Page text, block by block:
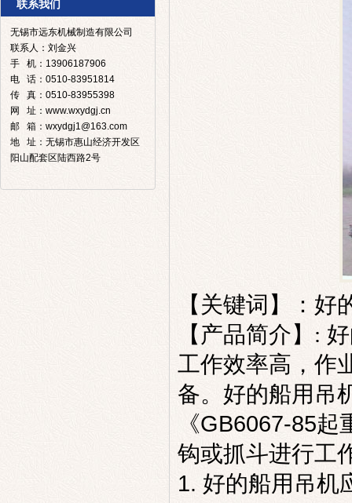
【关键词】：好
【产品简介】:
工作效率高，作
备。好的船用吊
《GB6067-85
钩或抓斗进行工
1. 好的船用吊机
联系我们
无锡市远东机械制造有限公司
联系人：刘金兴
手 机：13906187906
电 话：0510-83951814
传 真：0510-83955398
网 址：www.wxydgj.cn
邮 箱：wxydgj1@163.com
地 址：无锡市惠山经济开发区
阳山配套区陆西路2号